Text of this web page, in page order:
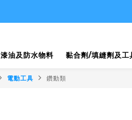
漆油及防水物料 黏合劑/填縫劑及工
電動工具 鑽動類